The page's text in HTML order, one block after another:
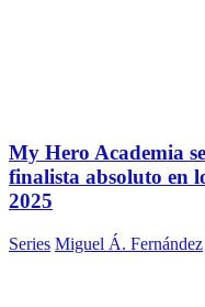
My Hero Academia
finalista absoluto en
2025
Series Miguel Á. Fernández